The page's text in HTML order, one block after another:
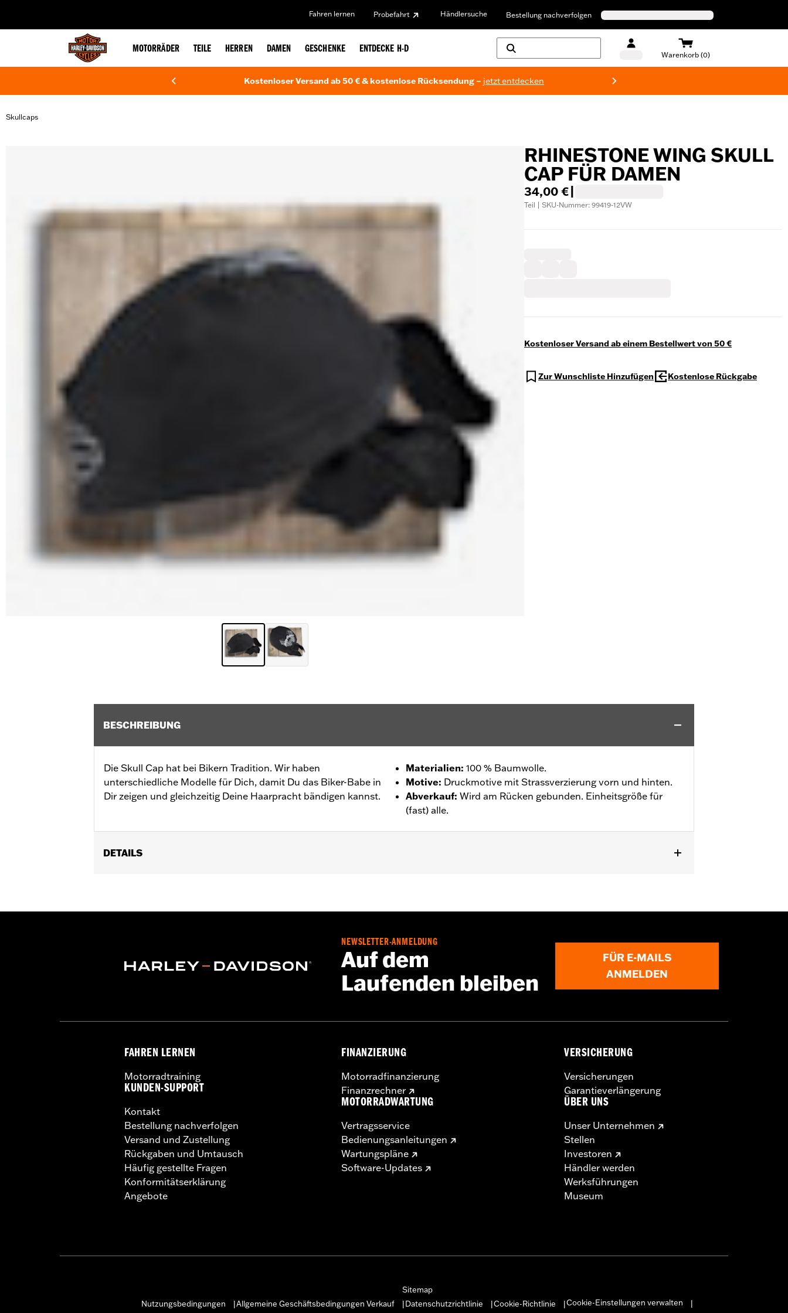
Fahren lernen Probefahrt Händlersuche Bestellung nachverfolgen
MOTORRÄDER TEILE HERREN DAMEN GESCHENKE ENTDECKE H-D
Warenkorb (0)
Kostenloser Versand ab 50 € & kostenlose Rücksendung – jetzt entdecken
Skullcaps
RHINESTONE WING SKULL
CAP FÜR DAMEN
34,00 €
Teil | SKU-Nummer: 99419-12VW
Kostenloser Versand ab einem Bestellwert von 50 €
Zur Wunschliste Hinzufügen Kostenlose Rückgabe
BESCHREIBUNG
Die Skull Cap hat bei Bikern Tradition. Wir haben
unterschiedliche Modelle für Dich, damit Du das Biker-Babe in
Dir zeigen und gleichzeitig Deine Haarpracht bändigen kannst.
Materialien: 100 % Baumwolle.
Motive: Druckmotive mit Strassverzierung vorn und hinten.
Abverkauf: Wird am Rücken gebunden. Einheitsgröße für
(fast) alle.
DETAILS
Herkunft:Importiert
NEWSLETTER-ANMELDUNG
Auf dem
Laufenden bleiben
FÜR E-MAILS
ANMELDEN
FAHREN LERNEN
Motorradtraining
KUNDEN-SUPPORT
Kontakt
Bestellung nachverfolgen
Versand und Zustellung
Rückgaben und Umtausch
Häufig gestellte Fragen
Konformitätserklärung
Angebote
FINANZIERUNG
Motorradfinanzierung
Finanzrechner
MOTORRADWARTUNG
Vertragsservice
Bedienungsanleitungen
Wartungspläne
Software-Updates
VERSICHERUNG
Versicherungen
Garantieverlängerung
ÜBER UNS
Unser Unternehmen
Stellen
Investoren
Händler werden
Werksführungen
Museum
Sitemap
Nutzungsbedingungen
Allgemeine Geschäftsbedingungen Verkauf Datenschutzrichtlinie Cookie-Richtlinie Cookie-Einstellungen verwalten